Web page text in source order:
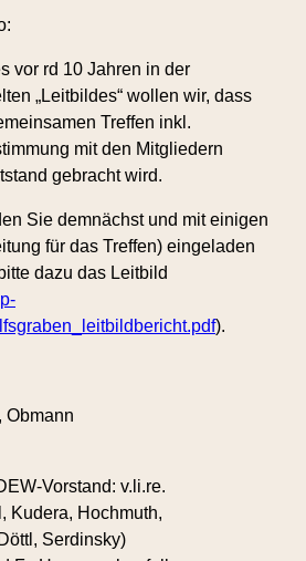
vor rd 10 Jahren in der
„Leitbildes“ wollen wir, dass
Treffen inkl.
mit den Mitgliedern
gebracht wird.
Sie demnächst und mit einigen
für das Treffen) eingeladen
dazu das Leitbild
).
Obmann
Vorstand: v.li.re.
Kudera, Hochmuth,
Serdinsky)